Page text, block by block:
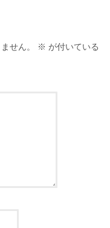
せん。 ※ が付いている